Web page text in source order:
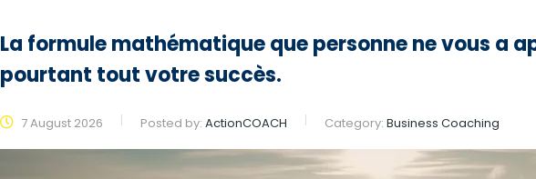
La formule mathématique que personne ne vous a
pourtant tout votre succès.
7 August 2026 Posted by: ActionCOACH Category: Business Coaching